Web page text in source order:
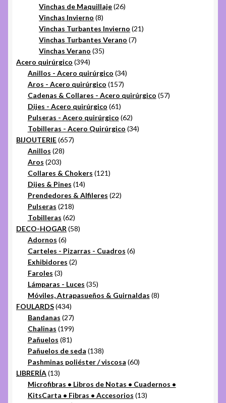
productos
Vinchas de Maquillaje 2626
Vinchas Invierno 88
productos
Vinchas Turbantes Invierno 2121
Vinchas Turbantes Verano 77
Vinchas Verano 3535
Acero quirúrgico 394394
productos
Anillos - Acero quirúrgico 3434
Aros - Acero quirúrgico 157157
productos
Cadenas & Collares - Acero quirúrgico 5757
Dijes - Acero quirúrgico 6161
productos
Pulseras - Acero quirúrgico 6262
productos
Tobilleras - Acero Quirúrgico 3434
BIJOUTERIE 657657
Anillos 2828
Aros 203203
productos
Collares & Chokers 121121
Dijes & Pines 1414
productos
Prendedores & Alfileres 2222
Pulseras 218218
productos
Tobilleras 6262
productos
DECO-HOGAR 5858
Adornos 66
productos
Carteles - Pizarras - Cuadros 66
Exhibidores 22
Faroles 33
productos
Lámparas - Luces 3535
productos
Móviles, Atrapasueños & Guirnaldas 88
FOULARDS 434434
productos
Bandanas 2727
productos
Chalinas 199199
productos
Pañuelos 8181
productos
Pañuelos de seda 138138
productos
Pashminas poliéster / viscosa 6060
LIBRERÍA 1313
productos
Microfibras • Libros de Notas • Cuadernos •
KitsCarta • Fibras • Accesorios 1313